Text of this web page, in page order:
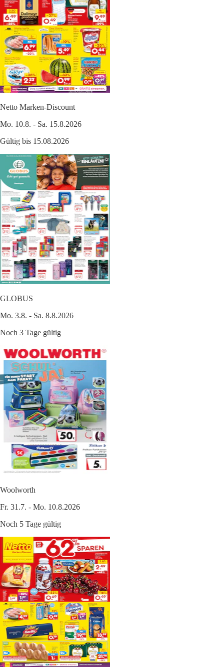
Netto Marken-Discount
Mo. 10.8. - Sa. 15.8.2026
Gültig bis 15.08.2026
GLOBUS
Mo. 3.8. - Sa. 8.8.2026
Noch 3 Tage gültig
Woolworth
Fr. 31.7. - Mo. 10.8.2026
Noch 5 Tage gültig